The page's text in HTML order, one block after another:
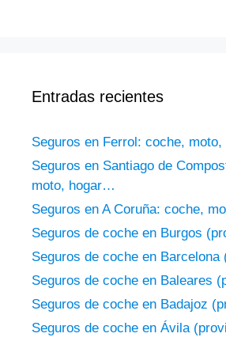
Entradas recientes
Seguros en Ferrol: coche,
Seguros en Santiago de
moto, hogar…
Seguros en A Coruña: coche,
Seguros de coche en Burgos
Seguros de coche en Barcelona
Seguros de coche en Baleares
Seguros de coche en Badajoz
Seguros de coche en Ávila